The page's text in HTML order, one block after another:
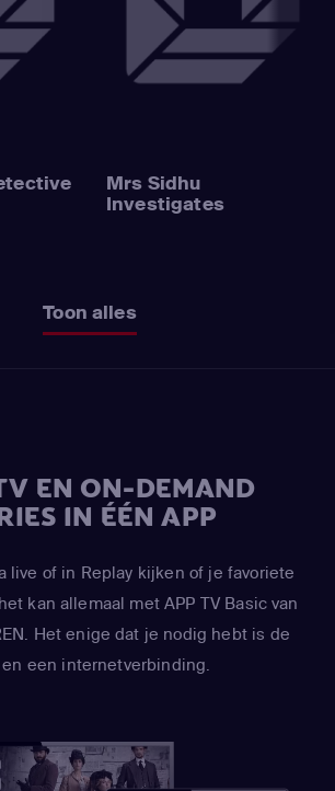
Mrs Sidhu
Investigates
Toon alles
EN ON-DEMAND
IN ÉÉN APP
live of in Replay kijken of je favoriete
kan allemaal met APP TV Basic van
Het enige dat je nodig hebt is de
een internetverbinding.